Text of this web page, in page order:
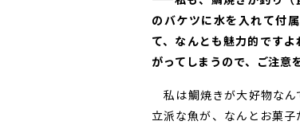
のバケツに水を入れて付
て、なんとも魅力的です
がってしまうので、ご注意を
私は鯛焼きが大好物なん
立派な魚が、なんとお菓